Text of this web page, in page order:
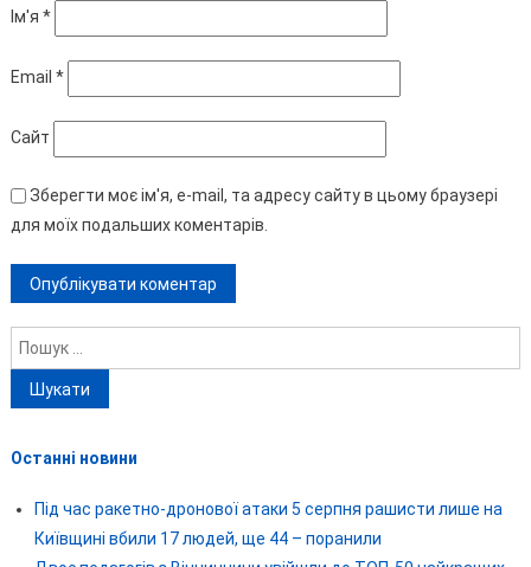
Ім'я *
Email *
Сайт
Зберегти моє ім'я, e-mail, та адресу сайту в цьому браузері
для моїх подальших коментарів.
Пошук:
Останні новини
Під час ракетно-дронової атаки 5 серпня рашисти лише на
Київщині вбили 17 людей, ще 44 – поранили